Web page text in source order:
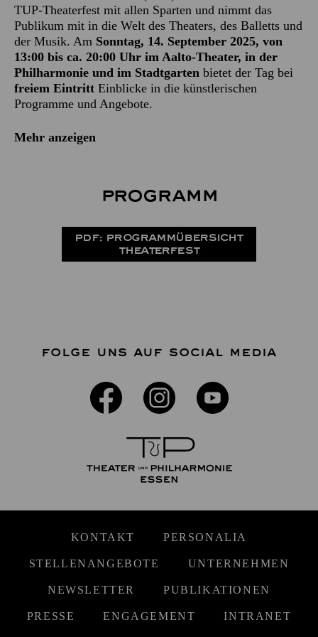
TUP-Theaterfest mit allen Sparten und nimmt das
Publikum mit in die Welt des Theaters, des Balletts und
der Musik. Am Sonntag, 14. September 2025, von
13:00 bis ca. 20:00 Uhr im Aalto-Theater, in der
Philharmonie und im Stadtgarten bietet der Tag bei
freiem Eintritt Einblicke in die künstlerischen
Programme und Angebote.
Mehr anzeigen
Programm
PDF: PROGRAMMÜBERSICHT
THEATERFEST
FOLGE UNS AUF SOCIAL MEDIA
KONTAKT PERSONALIA
STELLENANGEBOTE UNTERNEHMEN
NEWSLETTER PUBLIKATIONEN
PRESSE ENGAGEMENT INTRANET